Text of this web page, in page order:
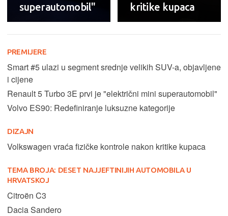
superautomobil"
kritike kupaca
PREMIJERE
Smart #5 ulazi u segment srednje velikih SUV-a, objavljene
i cijene
Renault 5 Turbo 3E prvi je "električni mini superautomobil"
Volvo ES90: Redefiniranje luksuzne kategorije
DIZAJN
Volkswagen vraća fizičke kontrole nakon kritike kupaca
TEMA BROJA: DESET NAJJEFTINIJIH AUTOMOBILA U
HRVATSKOJ
Citroën C3
Dacia Sandero